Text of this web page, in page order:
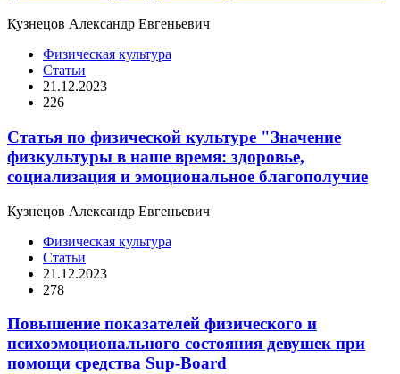
Кузнецов Александр Евгеньевич
Физическая культура
Статьи
21.12.2023
226
Статья по физической культуре "Значение
физкультуры в наше время: здоровье,
социализация и эмоциональное благополучие
Кузнецов Александр Евгеньевич
Физическая культура
Статьи
21.12.2023
278
Повышение показателей физического и
психоэмоционального состояния девушек при
помощи средства Sup-Board